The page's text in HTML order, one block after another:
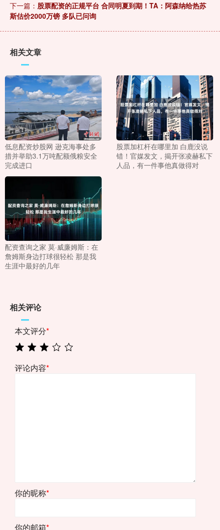
下一篇： 股票配资的正规平台 合同明夏到期！TA：阿森纳给热苏
斯估价2000万镑 多队已问询
相关文章
低息配资炒股网 逊克海事处多
措并举助3.1万吨配额俄粮安全
完成进口
股票加杠杆在哪里加 白鹿没说
错！官媒发文，揭开张凌赫私下
人品，有一件事他真做得对
配资查询之家 莫·威廉姆斯：在
詹姆斯身边打球很轻松 那是我
生涯中最好的几年
相关评论
本文评分*
评论内容*
你的昵称*
你的邮箱*